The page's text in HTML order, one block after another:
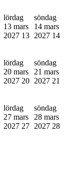
lördag
13 mars
2027 13
söndag
14 mars
2027 14
lördag
20 mars
2027 20
söndag
21 mars
2027 21
lördag
27 mars
2027 27
söndag
28 mars
2027 28